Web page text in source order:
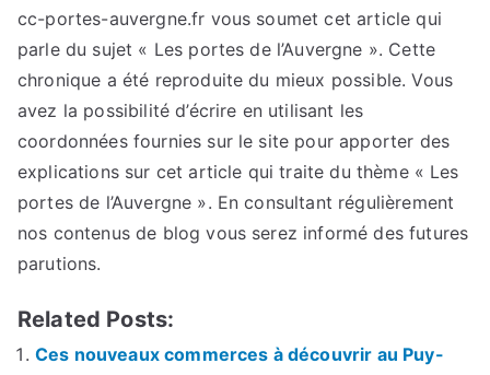
cc-portes-auvergne.fr vous soumet cet article qui
parle du sujet « Les portes de l’Auvergne ». Cette
chronique a été reproduite du mieux possible. Vous
avez la possibilité d’écrire en utilisant les
coordonnées fournies sur le site pour apporter des
explications sur cet article qui traite du thème « Les
portes de l’Auvergne ». En consultant régulièrement
nos contenus de blog vous serez informé des futures
parutions.
Related Posts:
Ces nouveaux commerces à découvrir au Puy-